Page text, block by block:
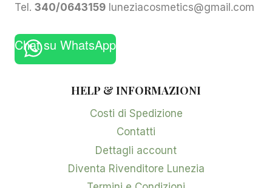
Tel. 340/0643159 luneziacosmetics@gmail.com
Chat su WhatsApp
HELP & INFORMAZIONI
Costi di Spedizione
Contatti
Dettagli account
Diventa Rivenditore Lunezia